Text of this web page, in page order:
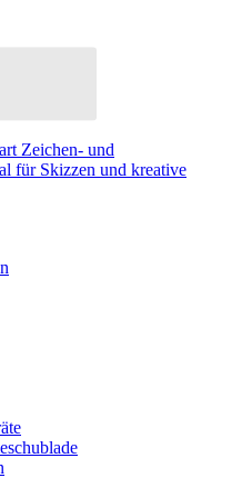
Zeichen- und
für Skizzen und kreative